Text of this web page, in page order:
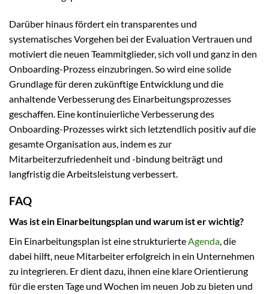
Darüber hinaus fördert ein transparentes und
systematisches Vorgehen bei der Evaluation Vertrauen und
motiviert die neuen Teammitglieder, sich voll und ganz in den
Onboarding-Prozess einzubringen. So wird eine solide
Grundlage für deren zukünftige Entwicklung und die
anhaltende Verbesserung des Einarbeitungsprozesses
geschaffen. Eine kontinuierliche Verbesserung des
Onboarding-Prozesses wirkt sich letztendlich positiv auf die
gesamte Organisation aus, indem es zur
Mitarbeiterzufriedenheit und -bindung beiträgt und
langfristig die Arbeitsleistung verbessert.
FAQ
Was ist ein Einarbeitungsplan und warum ist er wichtig?
Ein Einarbeitungsplan ist eine strukturierteAgenda, die
dabei hilft, neue Mitarbeiter erfolgreich in ein Unternehmen
zu integrieren. Er dient dazu, ihnen eine klare Orientierung
für die ersten Tage und Wochen im neuen Job zu bieten und